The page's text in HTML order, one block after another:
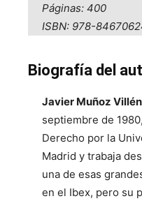
Páginas: 400
ISBN: 978-
Biografía del
Javier Muñoz Villén
septiembre de
Derecho por la
Madrid y trabaja
una de esas
en el Ibex, pero su